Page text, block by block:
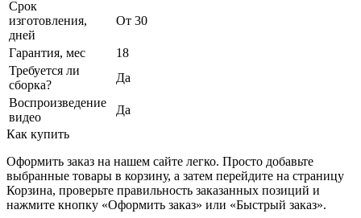
Срок
изготовления,
дней
От 30
Гарантия, мес
18
Требуется ли
сборка?
Да
Воспроизведение
видео
Да
Как купить
Оформить заказ на нашем сайте легко. Просто добавьте
выбранные товары в корзину, а затем перейдите на страницу
Корзина, проверьте правильность заказанных позиций и
нажмите кнопку «Оформить заказ» или «Быстрый заказ».